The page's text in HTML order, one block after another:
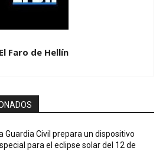
El Faro de Hellín
Guardia Civil prepara un dispositivo
para el eclipse solar del 12 de